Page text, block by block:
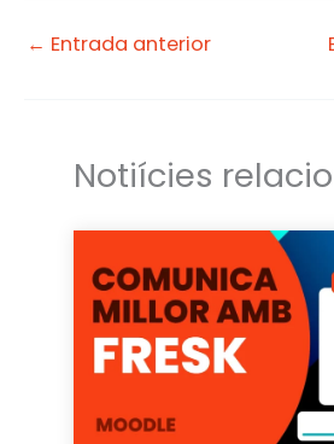
← Entrada anterior
Notiícies